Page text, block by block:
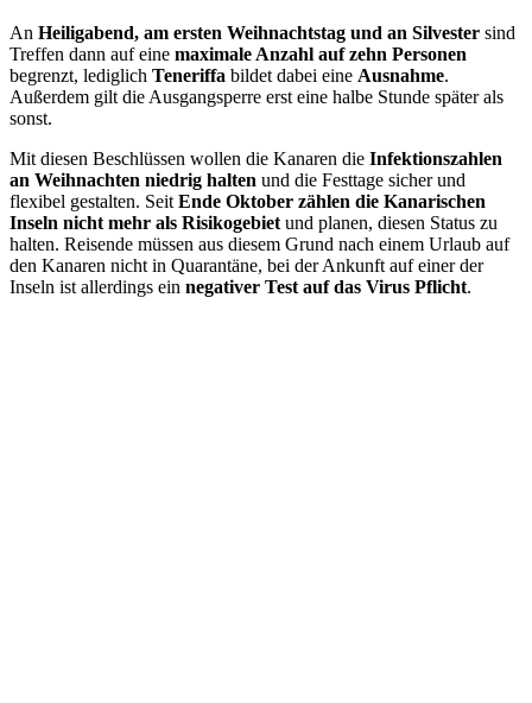
An Heiligabend, am ersten Weihnachtstag und an Silvester sind
Treffen dann auf eine maximale Anzahl auf zehn Personen
begrenzt, lediglich Teneriffa bildet dabei eine Ausnahme.
Außerdem gilt die Ausgangsperre erst eine halbe Stunde später als
sonst.
Mit diesen Beschlüssen wollen die Kanaren die Infektionszahlen
an Weihnachten niedrig halten und die Festtage sicher und
flexibel gestalten. SeitEnde Oktober zählen die Kanarischen
Inseln nicht mehr als Risikogebietund planen, diesen Status zu
halten. Reisende müssen aus diesem Grund nach einem Urlaub auf
den Kanaren nicht in Quarantäne, bei der Ankunft auf einer der
Inseln ist allerdings ein negativer Test auf das Virus Pflicht.